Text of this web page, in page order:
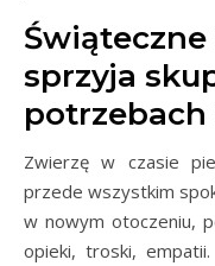
sprzyja
potrzebach
Zwierzę w czasie
przede wszystkim
w nowym otoczeniu,
opieki, troski,